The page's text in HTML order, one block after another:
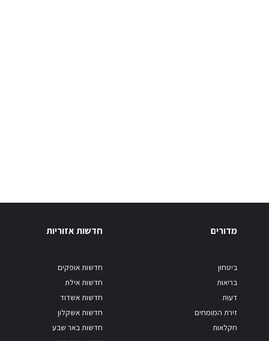
מדורים
ביטחון
בריאות
דעות
זירת המומחים
חקלאות
חדשות אזוריות
חדשות אופקים
חדשות אילת
חדשות אשדוד
חדשות אשקלון
חדשות באר שבע